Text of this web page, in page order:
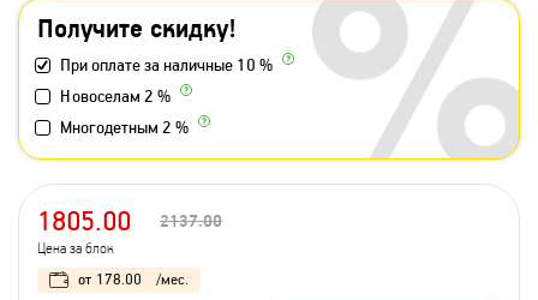
Получите скидку!
При оплате за наличные 10 %
Новоселам 2 %
Многодетным 2 %
1805.00 2137.00
Цена за блок
от 178.00 /мес.